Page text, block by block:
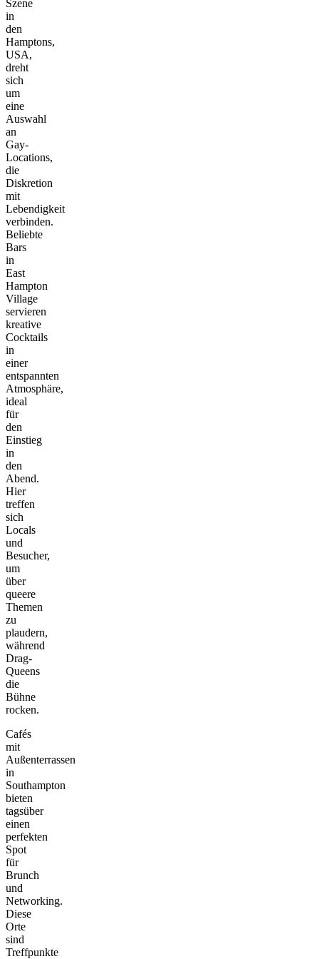
Szene
in
den
Hamptons,
USA,
dreht
sich
um
eine
Auswahl
an
Gay-
Locations,
die
Diskretion
mit
Lebendigkeit
verbinden.
Beliebte
Bars
in
East
Hampton
Village
servieren
kreative
Cocktails
in
einer
entspannten
Atmosphäre,
ideal
für
den
Einstieg
in
den
Abend.
Hier
treffen
sich
Locals
und
Besucher,
um
über
queere
Themen
zu
plaudern,
während
Drag-
Queens
die
Bühne
rocken.
Cafés
mit
Außenterrassen
in
Southampton
bieten
tagsüber
einen
perfekten
Spot
für
Brunch
und
Networking.
Diese
Orte
sind
Treffpunkte